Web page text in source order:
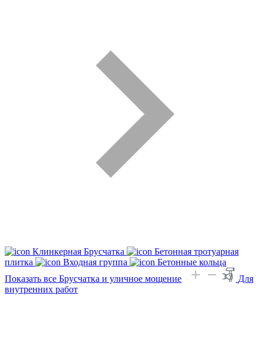
Клинкерная Брусчатка
Бетонная тротуарная
плитка
Входная группа
Бетонные кольца
Показать все Брусчатка и уличное мощение
Для
внутренних работ